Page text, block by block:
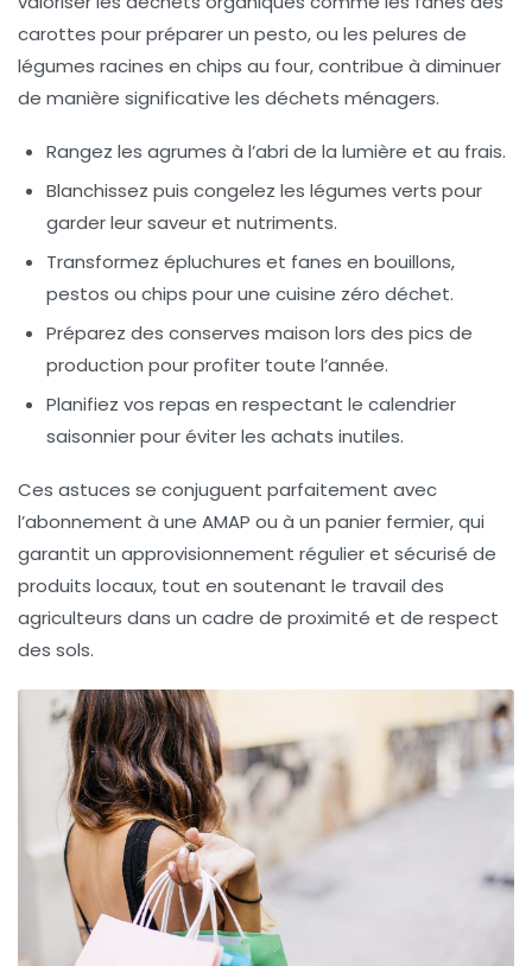
carottes pour préparer un pesto, ou les pelures de
légumes racines en chips au four, contribue à diminuer
de manière significative les déchets ménagers.
Rangez les agrumes à l’abri de la lumière et au frais.
Blanchissez puis congelez les légumes verts pour
garder leur saveur et nutriments.
Transformez épluchures et fanes en bouillons,
pestos ou chips pour une cuisine zéro déchet.
Préparez des conserves maison lors des pics de
production pour profiter toute l’année.
Planifiez vos repas en respectant le calendrier
saisonnier pour éviter les achats inutiles.
Ces astuces se conjuguent parfaitement avec
l’abonnement à une AMAP ou à un panier fermier, qui
garantit un approvisionnement régulier et sécurisé de
produits locaux, tout en soutenant le travail des
agriculteurs dans un cadre de proximité et de respect
des sols.